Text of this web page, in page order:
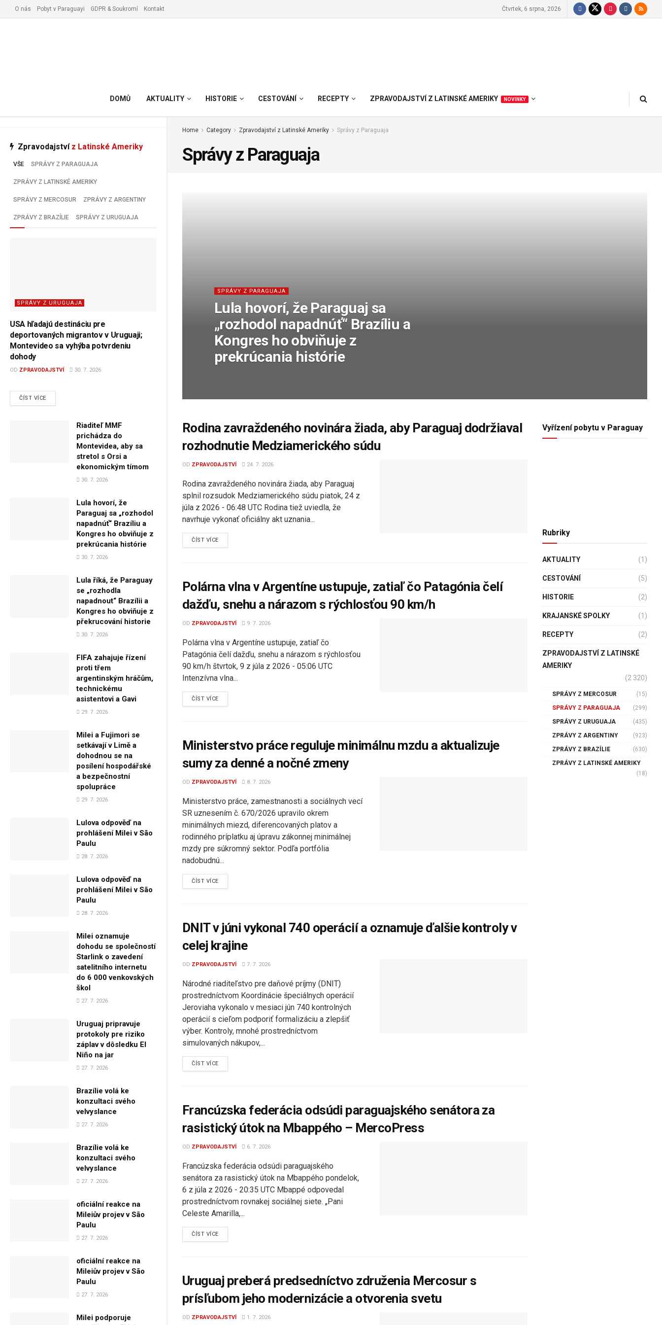
Vyřízení pobytu v Paraguay
Zpravodajství z Latinské Ameriky
VŠE SPRÁVY Z PARAGUAJA
ZPRÁVY Z LATINSKÉ AMERIKY
SPRÁVY Z MERCOSUR ZPRÁVY Z ARGENTINY
ZPRÁVY Z BRAZÍLIE SPRÁVY Z URUGUAJA
SPRÁVY Z URUGUAJA
USA hľadajú destináciu pre
deportovaných migrantov v Uruguaji;
Montevideo sa vyhýba potvrdeniu
dohody
OD ZPRAVODAJSTVÍ 30. 7. 2026
ČÍST VÍCEDETAILS
Riaditeľ MMF
prichádza do
Montevidea, aby sa
stretol s Orsi a
ekonomickým tímom
30. 7. 2026
Lula hovorí, že
Paraguaj sa „rozhodol
napadnúť“ Brazíliu a
Kongres ho obviňuje z
prekrúcania histórie
30. 7. 2026
Lula říká, že Paraguay
se „rozhodla
napadnout“ Brazílii a
Kongres ho obviňuje z
překrucování historie
30. 7. 2026
FIFA zahajuje řízení
proti třem
argentinským hráčům,
technickému
asistentovi a Gavi
29. 7. 2026
Milei a Fujimori se
setkávají v Limě a
dohodnou se na
posílení hospodářské
a bezpečnostní
spolupráce
29. 7. 2026
Lulova odpověď na
prohlášení Milei v São
Paulu
28. 7. 2026
Lulova odpověď na
prohlášení Milei v São
Paulu
28. 7. 2026
Milei oznamuje
dohodu se společností
Starlink o zavedení
satelitního internetu
do 6 000 venkovských
škol
27. 7. 2026
Uruguaj pripravuje
protokoly pre riziko
záplav v dôsledku El
Niño na jar
27. 7. 2026
Brazílie volá ke
konzultaci svého
velvyslance
27. 7. 2026
Brazílie volá ke
konzultaci svého
velvyslance
27. 7. 2026
oficiální reakce na
Mileiův projev v São
Paulu
27. 7. 2026
oficiální reakce na
Mileiův projev v São
Paulu
27. 7. 2026
Milei podporuje
O nás Pobyt v Paraguayi GDPR & Soukromí Kontakt Čtvrtek, 6 srpna, 2026
DOMŮ AKTUALITY HISTORIE CESTOVÁNÍ RECEPTY ZPRAVODAJSTVÍ Z LATINSKÉ AMERIKY NOVINKY
Home Category Zpravodajství z Latinské Ameriky Správy z Paraguaja
Správy z Paraguaja
SPRÁVY Z PARAGUAJA
Lula hovorí, že Paraguaj sa
„rozhodol napadnúť“ Brazíliu a
Kongres ho obviňuje z
prekrúcania histórie
Rodina zavraždeného novinára žiada, aby Paraguaj dodržiaval
rozhodnutie Medziamerického súdu
OD ZPRAVODAJSTVÍ 24. 7. 2026
Rodina zavraždeného novinára žiada, aby Paraguaj
splnil rozsudok Medziamerického súdu piatok, 24 z
júla z 2026 - 06:48 UTC Rodina tiež uviedla, že
navrhuje vykonať oficiálny akt uznania...
ČÍST VÍCEDETAILS
Polárna vlna v Argentíne ustupuje, zatiaľ čo Patagónia čelí
dažďu, snehu a nárazom s rýchlosťou 90 km/h
OD ZPRAVODAJSTVÍ 9. 7. 2026
Polárna vlna v Argentíne ustupuje, zatiaľ čo
Patagónia čelí dažďu, snehu a nárazom s rýchlosťou
90 km/h štvrtok, 9 z júla z 2026 - 05:06 UTC
Intenzívna vlna...
ČÍST VÍCEDETAILS
Ministerstvo práce reguluje minimálnu mzdu a aktualizuje
sumy za denné a nočné zmeny
OD ZPRAVODAJSTVÍ 8. 7. 2026
Ministerstvo práce, zamestnanosti a sociálnych vecí
SR uznesením č. 670/2026 upravilo okrem
minimálnych miezd, diferencovaných platov a
rodinného príplatku aj úpravu zákonnej minimálnej
mzdy pre súkromný sektor. Podľa portfólia
nadobudnú...
ČÍST VÍCEDETAILS
DNIT v júni vykonal 740 operácií a oznamuje ďalšie kontroly v
celej krajine
OD ZPRAVODAJSTVÍ 7. 7. 2026
Národné riaditeľstvo pre daňové príjmy (DNIT)
prostredníctvom Koordinácie špeciálnych operácií
Jeroviaha vykonalo v mesiaci jún 740 kontrolných
operácií s cieľom podporiť formalizáciu a zlepšiť
výber. Kontroly, mnohé prostredníctvom
simulovaných nákupov,...
ČÍST VÍCEDETAILS
Francúzska federácia odsúdi paraguajského senátora za
rasistický útok na Mbappého – MercoPress
OD ZPRAVODAJSTVÍ 6. 7. 2026
Francúzska federácia odsúdi paraguajského
senátora za rasistický útok na Mbappého pondelok,
6 z júla z 2026 - 20:35 UTC Mbappé odpovedal
prostredníctvom rovnakej sociálnej siete. „Pani
Celeste Amarilla,...
ČÍST VÍCEDETAILS
Uruguaj preberá predsedníctvo združenia Mercosur s
prísľubom jeho modernizácie a otvorenia svetu
OD ZPRAVODAJSTVÍ 1. 7. 2026
Vyřízení pobytu v Paraguay
Rubriky
AKTUALITY (1)
CESTOVÁNÍ (5)
HISTORIE (2)
KRAJANSKÉ SPOLKY (1)
RECEPTY (2)
ZPRAVODAJSTVÍ Z LATINSKÉ
AMERIKY
(2 320)
SPRÁVY Z MERCOSUR
(15)
SPRÁVY Z PARAGUAJA
(299)
SPRÁVY Z URUGUAJA
(435)
ZPRÁVY Z ARGENTINY
(923)
ZPRÁVY Z BRAZÍLIE
(630)
ZPRÁVY Z LATINSKÉ AMERIKY
(18)